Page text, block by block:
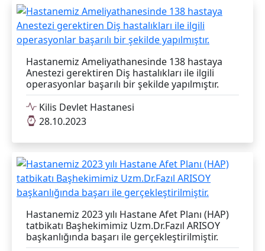
Hastanemiz Ameliyathanesinde 138 hastaya
Anestezi gerektiren Diş hastalıkları ile ilgili
operasyonlar başarılı bir şekilde yapılmıştır.
Kilis Devlet Hastanesi
28.10.2023
Hastanemiz 2023 yılı Hastane Afet Planı (HAP)
tatbikatı Başhekimimiz Uzm.Dr.Fazıl ARISOY
başkanlığında başarı ile gerçekleştirilmiştir.